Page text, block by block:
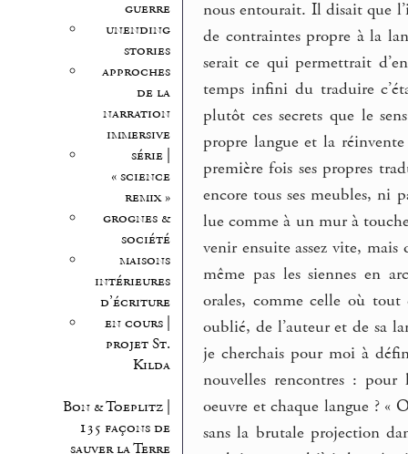
guerre
unending
stories
approches
de la
narration
immersive
série |
« science
remix »
grognes &
société
maisons
intérieures
d’écriture
en cours |
projet St.
Kilda
Bon & Toeplitz |
135 façons de
sauver la Terre
nous entourait. Il disait que
de contraintes propre à la
serait ce qui permettrait
temps infini du traduire
plutôt ces secrets que le
propre langue et la
première fois ses propres
encore tous ses meubles, ni
lue comme à un mur à
venir ensuite assez vite,
même pas les siennes en
orales, comme celle où
oublié, de l’auteur et de sa
je cherchais pour moi à
nouvelles rencontres :
oeuvre et chaque langue ? «
sans la brutale projection